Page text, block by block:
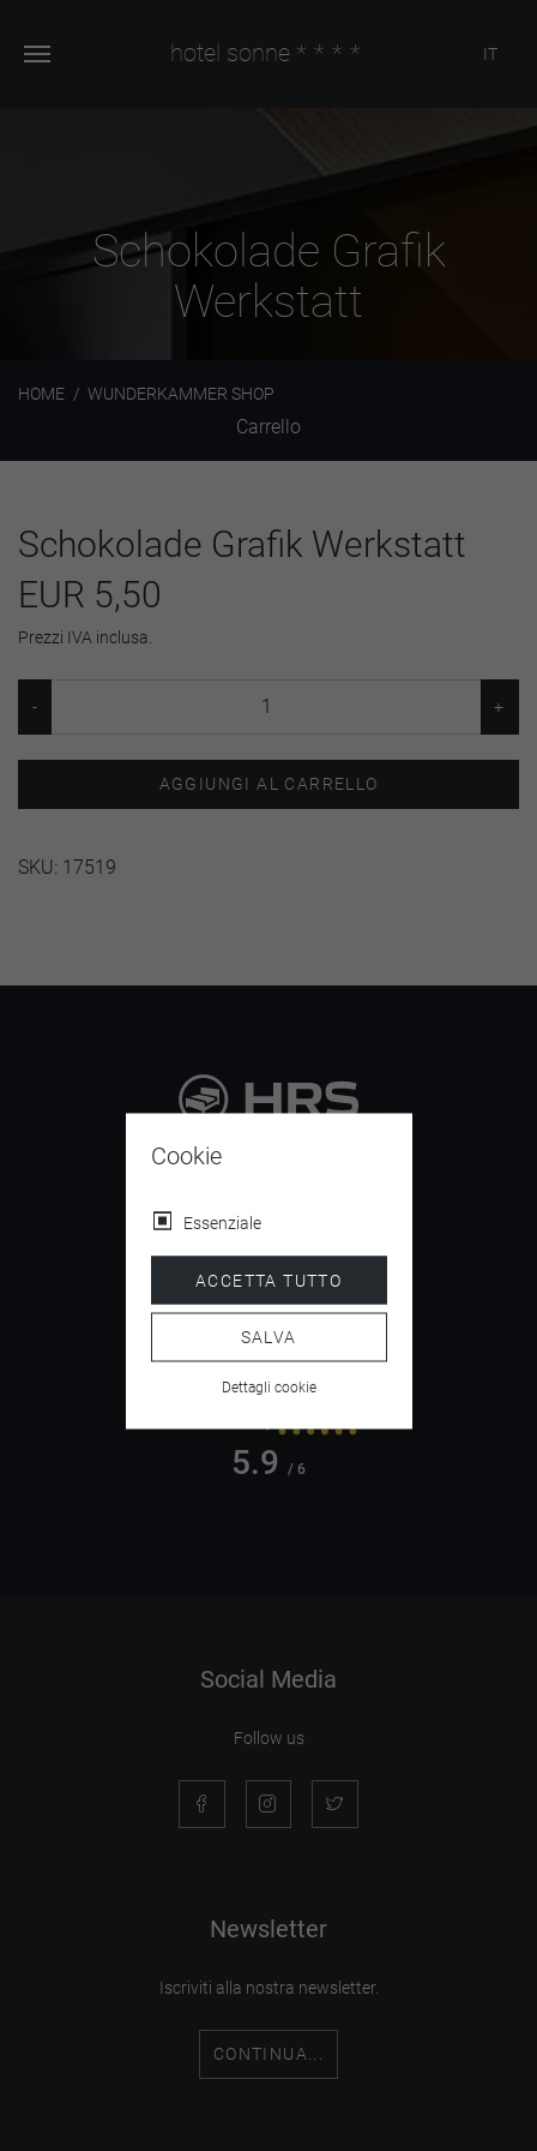
hotel sonne **** IT
Schokolade Grafik
Werkstatt
HOME WUNDERKAMMER SHOP
Carrello
Schokolade Grafik Werkstatt
EUR 5,50
Prezzi IVA inclusa.
AGGIUNGI AL CARRELLO
SKU: 17519
4.5/ 5
5.9 / 6
Social Media
Follow us
Newsletter
Iscriviti alla nostra newsletter.
CONTINUA...
Cookie
Essenziale
ACCETTA TUTTO
SALVA
Dettagli cookie